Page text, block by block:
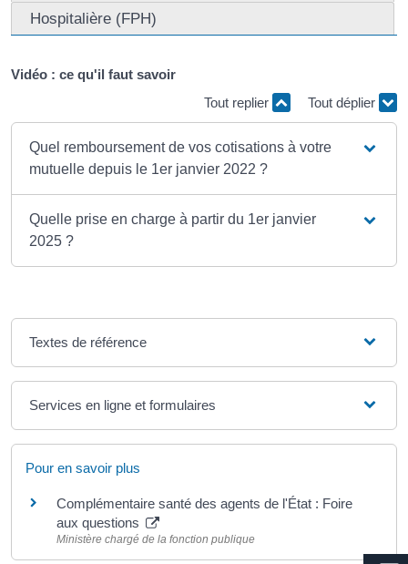
Hospitalière (FPH)
Vidéo : ce qu'il faut savoir
Tout replier
Tout déplier
Quel remboursement de vos cotisations à votre
mutuelle depuis le 1er janvier 2022 ?
Quelle prise en charge à partir du 1er janvier
2025 ?
Textes de référence
Services en ligne et formulaires
Pour en savoir plus
Complémentaire santé des agents de l'État : Foire
aux questions
Ministère chargé de la fonction publique